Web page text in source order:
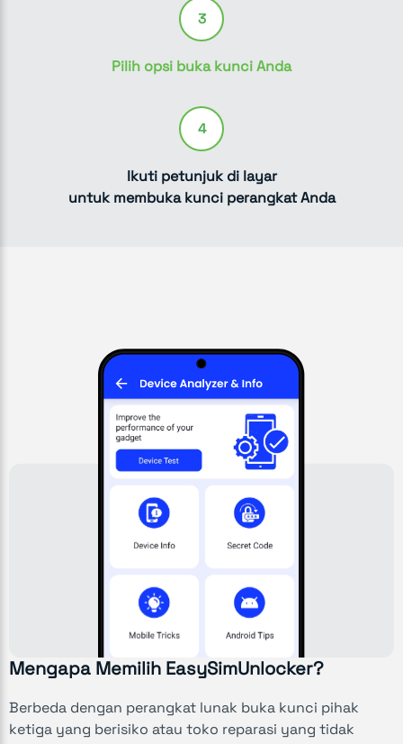
3
Pilih opsi buka kunci Anda
4
Ikuti petunjuk di layar
untuk membuka kunci perangkat Anda
Mengapa Memilih EasySimUnlocker?
Berbeda dengan perangkat lunak buka kunci pihak
ketiga yang berisiko atau toko reparasi yang tidak